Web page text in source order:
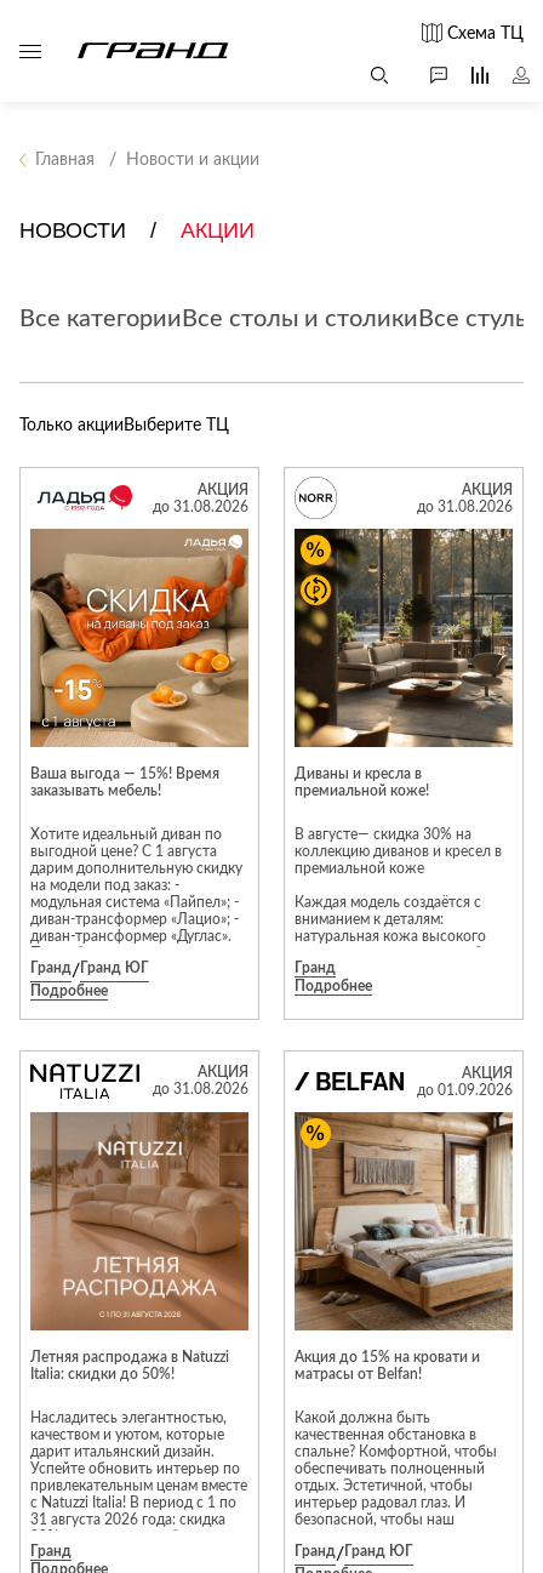
Схема ТЦ
столики
Обеденные
Письменные
столы
столики
Сервировочные
столики
Туалетные
столики
Все стулья
Стулья
Табуреты
Двери
Входные двери
двери
Детская
мебель
Детские кровати
Детские
матрасы
Комоды и
тумбы
надстройки
пуфы
Шкафы,
стеллажи,
полки, сундуки
мебель
Кресла и мешки
Сад и дача
Аксессуары для
сада
Беседки,
павильоны,
зонты
Грили и очаги
Диваны
Кресла и
ресторанов и
Столы
Стулья
Сантехника
Душ
каналы и трапы
Душевые
ограждения и
поддоны
Радиаторы
Раковины
инсталляций
монтажа
Сливы и сифоны
Смесители
Унитазы
Настольные
Потолочные
Светодиодные
ленты
Споты
Торшеры
Уличный свет
Товары для
дома
Ароматы для
дома и
косметика
Бытовая химия
Вешалки
Гладильные
доски
Стремянки
Сушилки
Текстиль
Товары для
ванной комнаты
Хранение и
порядок
Товары для
ремонта
Затирки и
гидроизоляция
Камины
Клеи, герметики,
жидкие гвозди,
пены
Главная Новости и акции
НОВОСТИ АКЦИИ
Все категории Все столы и столики Все стулья
Только акции Выберите ТЦ
АКЦИЯ
до 31.08.2026
Ваша выгода — 15%! Время
заказывать мебель!
Хотите идеальный диван по
выгодной цене? С 1 августа
дарим дополнительную скидку
на модели под заказ: -
модульная система «Пайпел»; -
диван-трансформер «Лацио»; -
диван-трансформер «Дуглас».
пожалуйста, уточняйте у
продавцов-консультантов.
Гранд/ Гранд ЮГ
Подробнее
АКЦИЯ
до 31.08.2026
Диваны и кресла в
премиальной коже!
В августе— скидка 30% на
коллекцию диванов и кресел в
премиальной коже
Каждая модель создаётся с
вниманием к деталям:
натуральная кожа высокого
размеров с шагом 10 см,
широкий выбор конфигураций,
современными реклайнерами и
комфорта.
NORR - Комфорт, который
годы.
Гранд
Подробнее
АКЦИЯ
до 31.08.2026
Летняя распродажа в Natuzzi
Italia: скидки до 50%!
Насладитесь элегантностью,
качеством и уютом, которые
дарит итальянский дизайн.
Успейте обновить интерьер по
привлекательным ценам вместе
с Natuzzi Italia! В период с 1 по
31 августа 2026 года: скидка
декора из Италии; скидка до
Гранд
Подробнее
АКЦИЯ
до 01.09.2026
Акция до 15% на кровати и
матрасы от Belfan!
Какой должна быть
качественная обстановка в
спальне? Комфортной, чтобы
обеспечивать полноценный
отдых. Эстетичной, чтобы
интерьер радовал глаз. И
безопасной, чтобы наш
вредных токсинов.
Гранд/ Гранд ЮГ